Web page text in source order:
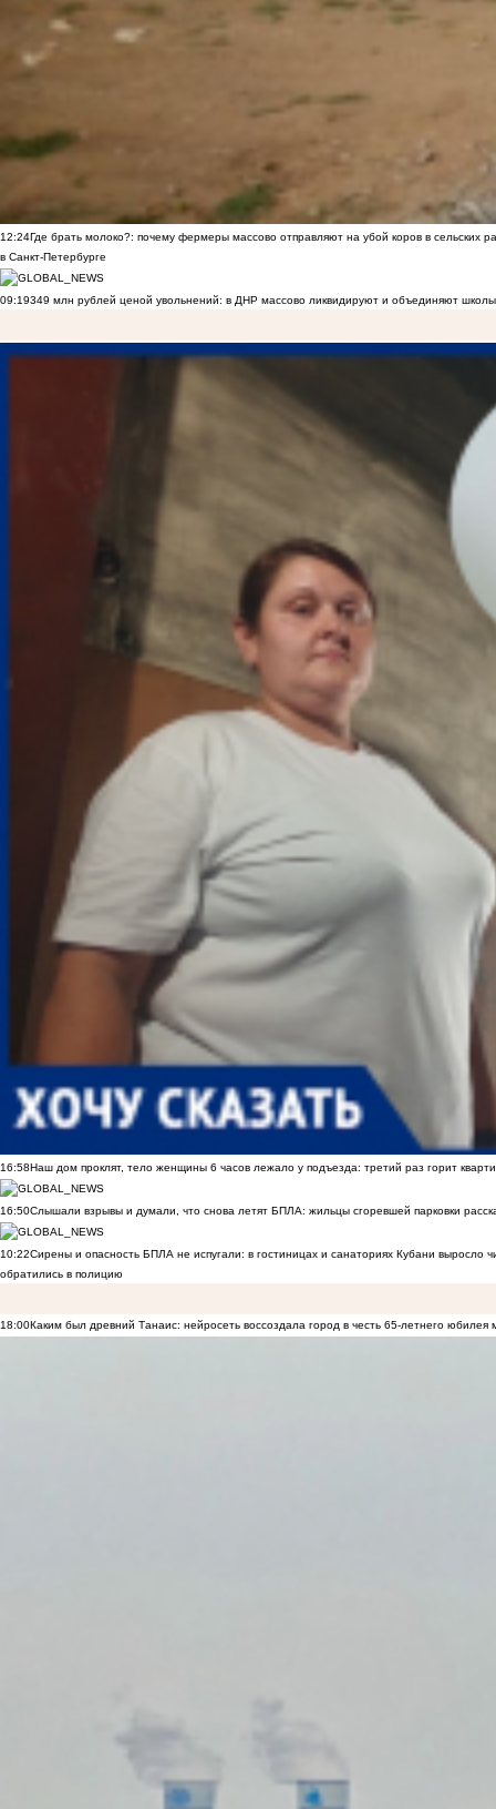
12:24Где брать молоко?: почему фермеры массово отправляют на убой коров в сельских
в Санкт-Петербурге
09:19349 млн рублей ценой увольнений: в ДНР массово ликвидируют и объединяют
16:58Наш дом проклят, тело женщины 6 часов лежало у подъезда: третий раз горит
16:50Слышали взрывы и думали, что снова летят БПЛА: жильцы сгоревшей парковки
10:22Сирены и опасность БПЛА не испугали: в гостиницах и санаториях Кубани выросло
обратились в полицию
18:00Каким был древний Танаис: нейросеть воссоздала город в честь 65-летнего юбилея